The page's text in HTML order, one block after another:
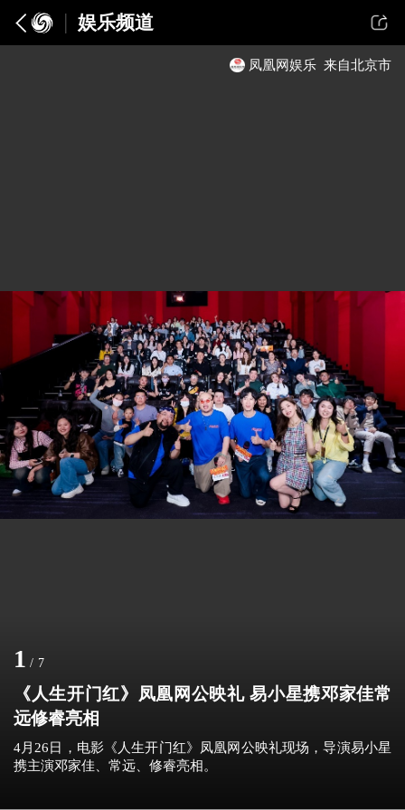
娱乐频道
凤凰网娱乐 来自北京市
1 / 7
《人生开门红》凤凰网公映礼 易小星携邓家佳常
远修睿亮相
4月26日，电影《人生开门红》凤凰网公映礼现场，导演易小星
携主演邓家佳、常远、修睿亮相。